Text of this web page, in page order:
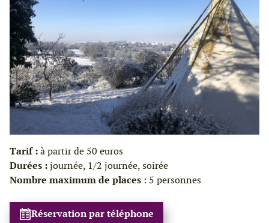
Tarif :à partir de 50 euros
Durées :journée, 1/2 journée, soirée
Nombre maximum de places : 5 personnes
Réservation par téléphone